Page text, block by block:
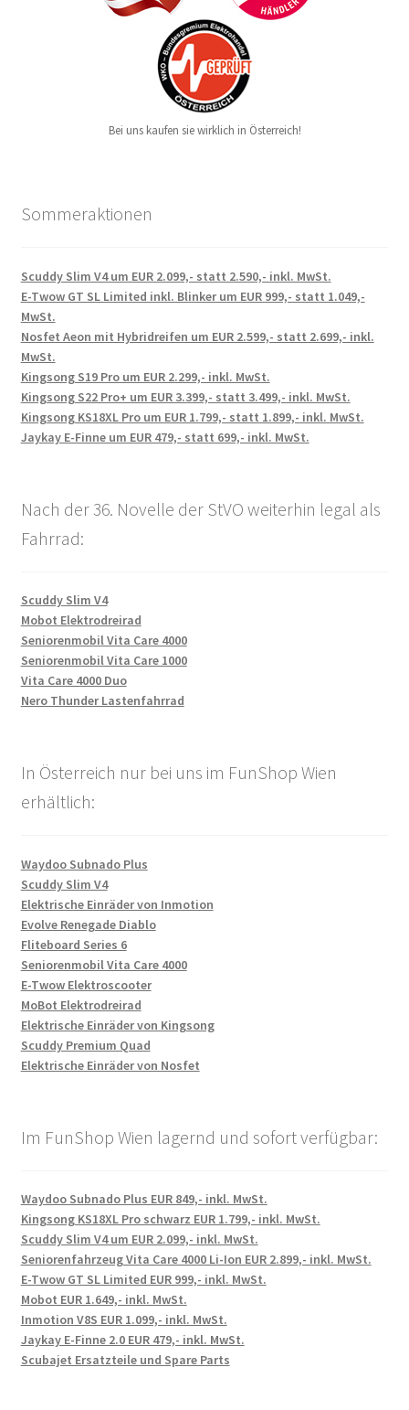
Bei uns kaufen sie wirklich in Österreich!
Sommeraktionen
Scuddy Slim V4 um EUR 2.099,- statt 2.590,- inkl. MwSt.
E-Twow GT SL Limited inkl. Blinker um EUR 999,- statt 1.049,-
MwSt.
Nosfet Aeon mit Hybridreifen um EUR 2.599,- statt 2.699,- inkl.
MwSt.
Kingsong S19 Pro um EUR 2.299,- inkl. MwSt.
Kingsong S22 Pro+ um EUR 3.399,- statt 3.499,- inkl. MwSt.
Kingsong KS18XL Pro um EUR 1.799,- statt 1.899,- inkl. MwSt.
Jaykay E-Finne um EUR 479,- statt 699,- inkl. MwSt.
Nach der 36. Novelle der StVO weiterhin legal als
Fahrrad:
Scuddy Slim V4
Mobot Elektrodreirad
Seniorenmobil Vita Care 4000
Seniorenmobil Vita Care 1000
Vita Care 4000 Duo
Nero Thunder Lastenfahrrad
In Österreich nur bei uns im FunShop Wien
erhältlich:
Waydoo Subnado Plus
Scuddy Slim V4
Elektrische Einräder von Inmotion
Evolve Renegade Diablo
Fliteboard Series 6
Seniorenmobil Vita Care 4000
E-Twow Elektroscooter
MoBot Elektrodreirad
Elektrische Einräder von Kingsong
Scuddy Premium Quad
Elektrische Einräder von Nosfet
Im FunShop Wien lagernd und sofort verfügbar:
Waydoo Subnado Plus EUR 849,- inkl. MwSt.
Kingsong KS18XL Pro schwarz EUR 1.799,- inkl. MwSt.
Scuddy Slim V4 um EUR 2.099,- inkl. MwSt.
Seniorenfahrzeug Vita Care 4000 Li-Ion EUR 2.899,- inkl. MwSt.
E-Twow GT SL Limited EUR 999,- inkl. MwSt.
Mobot EUR 1.649,- inkl. MwSt.
Inmotion V8S EUR 1.099,- inkl. MwSt.
Jaykay E-Finne 2.0 EUR 479,- inkl. MwSt.
Scubajet Ersatzteile und Spare Parts